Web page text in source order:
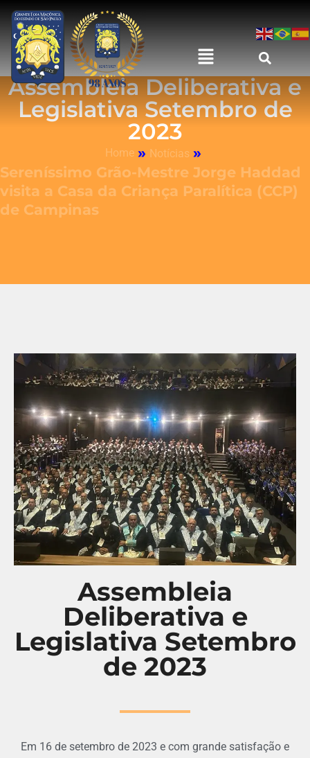
Assembleia Deliberativa e
Legislativa Setembro de
2023
Home » Notícias »
Sereníssimo Grão-Mestre Jorge Haddad
visita a Casa da Criança Paralítica (CCP)
de Campinas
Assembleia
Deliberativa e
Legislativa Setembro
de 2023
Em 16 de setembro de 2023 e com grande satisfação e